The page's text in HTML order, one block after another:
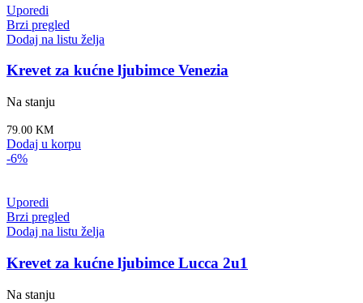
Uporedi
Brzi pregled
Dodaj na listu želja
Krevet za kućne ljubimce Venezia
Na stanju
79.00 KM
Dodaj u korpu
-6%
Uporedi
Brzi pregled
Dodaj na listu želja
Krevet za kućne ljubimce Lucca 2u1
Na stanju